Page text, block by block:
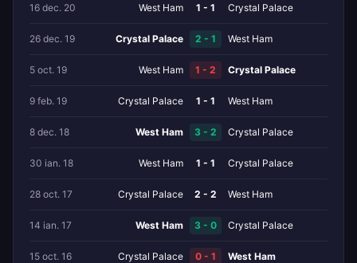
16 dec. 20 West Ham 1 - 1 Crystal Palace
26 dec. 19 Crystal Palace 2 - 1 West Ham
5 oct. 19 West Ham 1 - 2 Crystal Palace
9 feb. 19 Crystal Palace 1 - 1 West Ham
8 dec. 18 West Ham 3 - 2 Crystal Palace
30 ian. 18 West Ham 1 - 1 Crystal Palace
28 oct. 17 Crystal Palace 2 - 2 West Ham
14 ian. 17 West Ham 3 - 0 Crystal Palace
15 oct. 16 Crystal Palace 0 - 1 West Ham